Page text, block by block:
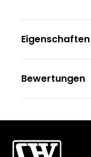
Eigenschaften
Bewertungen